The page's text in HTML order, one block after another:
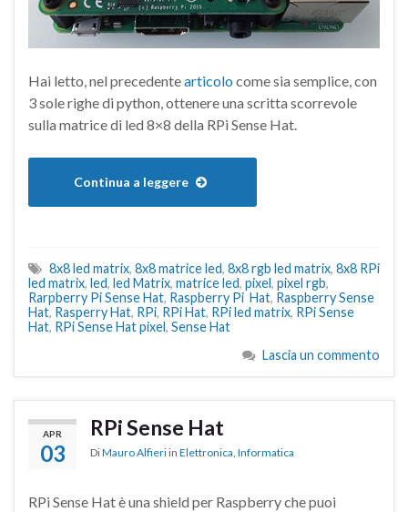
Hai letto, nel precedentearticolo come sia semplice, con
3 sole righe di python, ottenere una scritta scorrevole
sulla matrice di led 8×8 della RPi Sense Hat.
Continua a leggere
8x8 led matrix, 8x8 matrice led, 8x8 rgb led matrix, 8x8 RPi
led matrix, led, led Matrix, matrice led, pixel, pixel rgb,
Rarpberry Pi Sense Hat, Raspberry Pi Hat, Raspberry Sense
Hat, Rasperry Hat, RPi, RPi Hat, RPi led matrix, RPi Sense
Hat, RPi Sense Hat pixel, Sense Hat
Lascia un commento
APR
03
RPi Sense Hat
DiMauro Alfieri in Elettronica, Informatica
RPi Sense Hat è una shield per Raspberry che puoi